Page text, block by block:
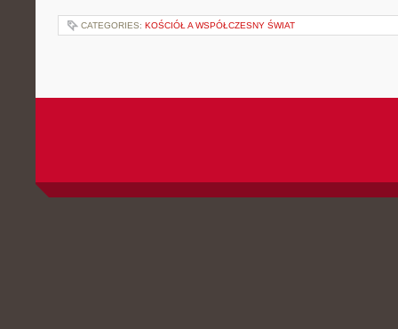
CATEGORIES: KOŚCIÓŁ A WSPÓŁCZESNY ŚWIAT